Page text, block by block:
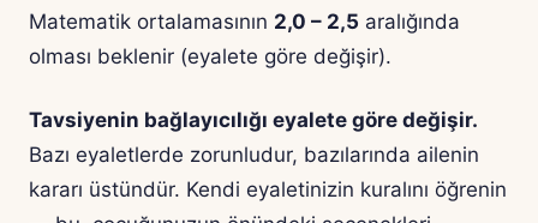
Matematik ortalamasının 2,0 – 2,5 aralığında
olması beklenir (eyalete göre değişir).
Tavsiyenin bağlayıcılığı eyalete göre değişir.
Bazı eyaletlerde zorunludur, bazılarında ailenin
kararı üstündür. Kendi eyaletinizin kuralını öğrenin